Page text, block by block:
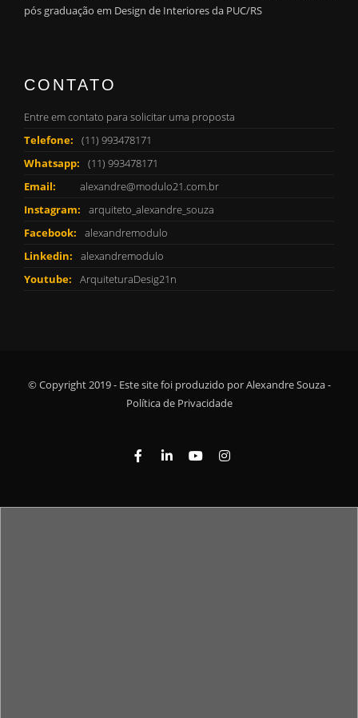
pós graduação em Design de Interiores da PUC/RS
CONTATO
Entre em contato para solicitar uma proposta
Telefone:
(11) 993478171
Whatsapp:
(11) 993478171
Email:
alexandre@modulo21.com.br
Instagram:
arquiteto_alexandre_souza
Facebook:
alexandremodulo
Linkedin:
alexandremodulo
Youtube:
ArquiteturaDesig21n
© Copyright 2019 - Este site foi produzido por Alexandre Souza -
Política de Privacidade